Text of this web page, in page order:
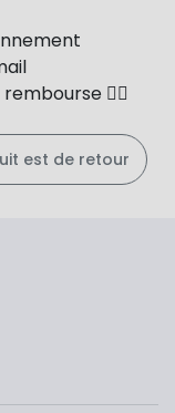
👍🏻
est de retour